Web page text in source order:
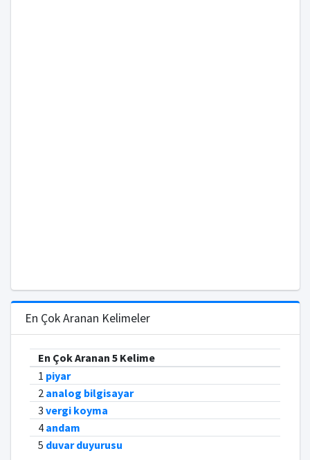
En Çok Aranan Kelimeler
En Çok Aranan 5 Kelime
1 piyar
2 analog bilgisayar
3 vergi koyma
4 andam
5 duvar duyurusu